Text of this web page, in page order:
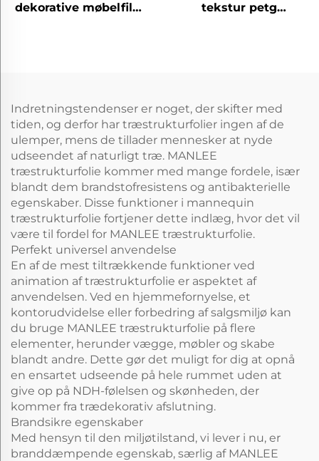
dekorative møbelfilm
tekstur petg
Indretningstendenser er noget, der skifter med
tiden, og derfor har træstrukturfolier ingen af de
ulemper, mens de tillader mennesker at nyde
udseendet af naturligt træ. MANLEE
træstrukturfolie kommer med mange fordele, især
blandt dem brandstofresistens og antibakterielle
egenskaber. Disse funktioner i mannequin
træstrukturfolie fortjener dette indlæg, hvor det vil
være til fordel for MANLEE træstrukturfolie.
Perfekt universel anvendelse
En af de mest tiltrækkende funktioner ved
animation af træstrukturfolie er aspektet af
anvendelsen. Ved en hjemmefornyelse, et
kontorudvidelse eller forbedring af salgsmiljø kan
du bruge MANLEE træstrukturfolie på flere
elementer, herunder vægge, møbler og skabe
blandt andre. Dette gør det muligt for dig at opnå
en ensartet udseende på hele rummet uden at
give op på NDH-følelsen og skønheden, der
kommer fra trædekorativ afslutning.
Brandsikre egenskaber
Med hensyn til den miljøtilstand, vi lever i nu, er
branddæmpende egenskab, særlig af MANLEE